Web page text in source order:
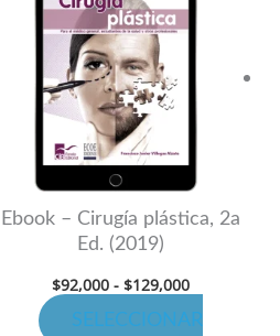
Ebook – Cirugía plástica, 2a
Ed. (2019)
$92,000 - $129,000
desde
$92,000
$129,000
SELECCIONAR
tiene
se
pueden
en
la